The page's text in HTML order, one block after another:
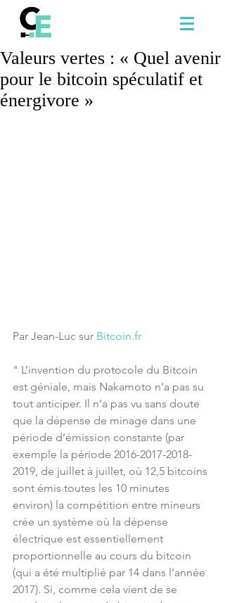
Valeurs vertes : « Quel avenir
pour le bitcoin spéculatif et
énergivore »
Par Jean-Luc sur Bitcoin.fr
" L’invention du protocole du Bitcoin
est géniale, mais Nakamoto n’a pas su
tout anticiper. Il n’a pas vu sans doute
que la dépense de minage dans une
période d’émission constante (par
exemple la période 2016-2017-2018-
2019, de juillet à juillet, où 12,5 bitcoins
sont émis toutes les 10 minutes
environ) la compétition entre mineurs
crée un système où la dépense
électrique est essentiellement
proportionnelle au cours du bitcoin
(qui a été multiplié par 14 dans l’année
2017). Si, comme cela vient de se